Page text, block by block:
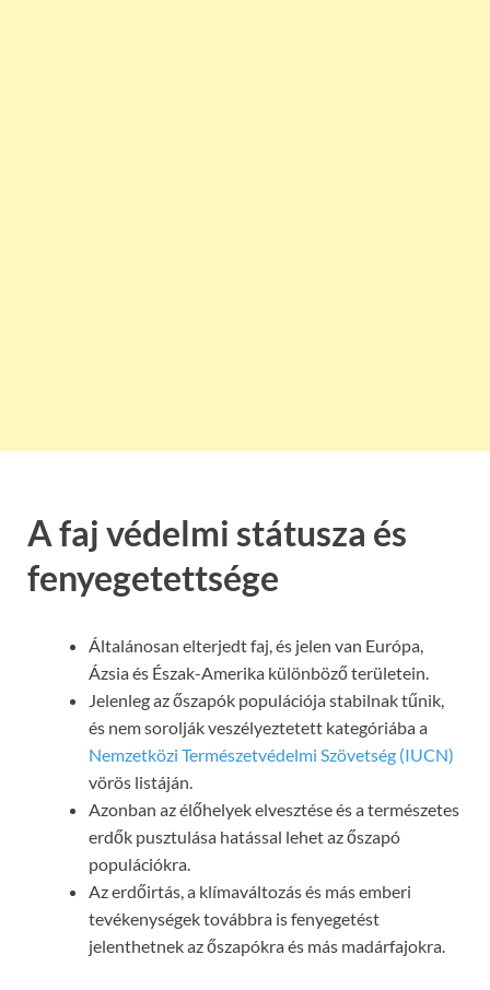
A faj védelmi státusza és
fenyegetettsége
Általánosan elterjedt faj, és jelen van Európa,
Ázsia és Észak-Amerika különböző területein.
Jelenleg az őszapók populációja stabilnak tűnik,
és nem sorolják veszélyeztetett kategóriába a
Nemzetközi Természetvédelmi Szövetség (IUCN)
vörös listáján.
Azonban az élőhelyek elvesztése és a természetes
erdők pusztulása hatással lehet az őszapó
populációkra.
Az erdőirtás, a klímaváltozás és más emberi
tevékenységek továbbra is fenyegetést
jelenthetnek az őszapókra és más madárfajokra.